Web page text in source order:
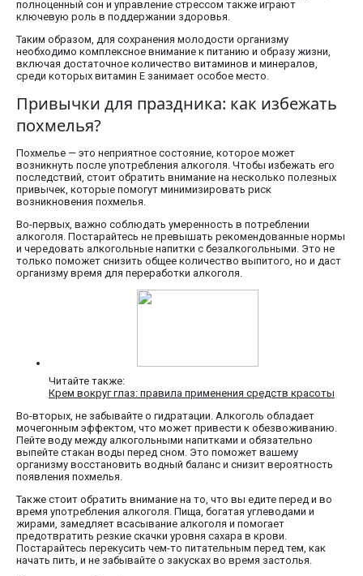
полноценный сон и управление стрессом также играют
ключевую роль в поддержании здоровья.
Таким образом, для сохранения молодости организму
необходимо комплексное внимание к питанию и образу жизни,
включая достаточное количество витаминов и минералов,
среди которых витамин E занимает особое место.
Привычки для праздника: как избежать
похмелья?
Похмелье — это неприятное состояние, которое может
возникнуть после употребления алкоголя. Чтобы избежать его
последствий, стоит обратить внимание на несколько полезных
привычек, которые помогут минимизировать риск
возникновения похмелья.
Во-первых, важно соблюдать умеренность в потреблении
алкоголя. Постарайтесь не превышать рекомендованные нормы
и чередовать алкогольные напитки с безалкогольными. Это не
только поможет снизить общее количество выпитого, но и даст
организму время для переработки алкоголя.
Читайте также:
Крем вокруг глаз: правила применения средств красоты
Во-вторых, не забывайте о гидратации. Алкоголь обладает
мочегонным эффектом, что может привести к обезвоживанию.
Пейте воду между алкогольными напитками и обязательно
выпейте стакан воды перед сном. Это поможет вашему
организму восстановить водный баланс и снизит вероятность
появления похмелья.
Также стоит обратить внимание на то, что вы едите перед и во
время употребления алкоголя. Пища, богатая углеводами и
жирами, замедляет всасывание алкоголя и помогает
предотвратить резкие скачки уровня сахара в крови.
Постарайтесь перекусить чем-то питательным перед тем, как
начать пить, и не забывайте о закусках во время застолья.